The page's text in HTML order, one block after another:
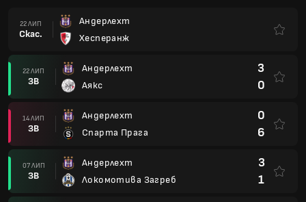
22 ЛИП
Скас.
Андерлехт
Хесперанж
22 ЛИП
ЗВ
Андерлехт
Аякс
3
0
14 ЛИП
ЗВ
Андерлехт
Спарта Прага
0
6
07 ЛИП
ЗВ
Андерлехт
Локомотива Загреб
3
1